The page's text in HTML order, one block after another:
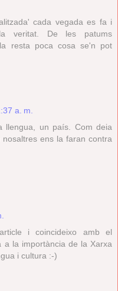
cada vegada es fa i
veritat. De les patums
resta poca cosa se'n pot
a. m.
llengua, un país. Com deia
ens la faran contra
i coincideixo amb el
a la importància de la Xarxa
i cultura :-)